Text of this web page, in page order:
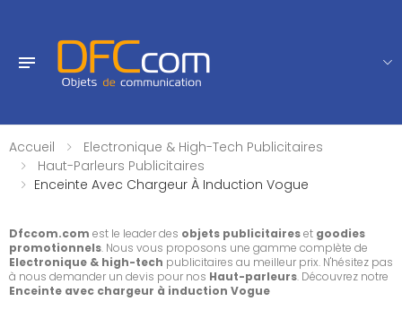
Accueil
Electronique & High-Tech Publicitaires
Haut-Parleurs Publicitaires
Enceinte Avec Chargeur À Induction Vogue
Dfccom.com est le leader des objets publicitaireset goodies
promotionnels. Nous vous proposons une gamme complète de
Electronique & high-tech publicitaires au meilleur prix. N'hésitez pas
à nous demander un devis pour nos Haut-parleurs. Découvrez notre
Enceinte avec chargeur à induction Vogue